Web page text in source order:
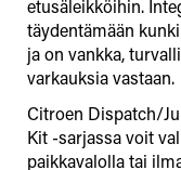
etusäleikköihin.
täydentämään
ja on vankka,
varkauksia vastaan.
Citroen Dispatch/
Kit -sarjassa voit
paikkavalolla tai